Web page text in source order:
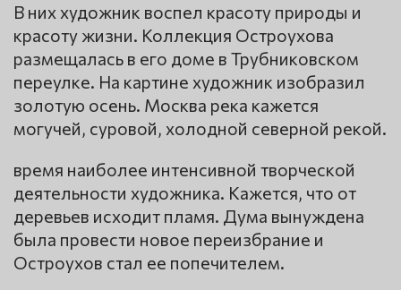
В них художник воспел красоту природы и
красоту жизни. Коллекция Остроухова
размещалась в его доме в Трубниковском
переулке. На картине художник изобразил
золотую осень. Москва река кажется
могучей, суровой, холодной северной рекой.
время наиболее интенсивной творческой
деятельности художника. Кажется, что от
деревьев исходит пламя. Дума вынуждена
была провести новое переизбрание и
Остроухов стал ее попечителем.